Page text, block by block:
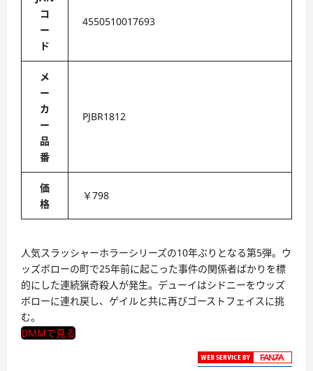
コ
ー
ド
4550510017693
メ
ー
カ
ー
品
番
PJBR1812
価
格
￥798
人気スラッシャーホラーシリーズの10年ぶりとなる第5弾。ウ
ッズボローの町で25年前に起こった事件の関係者ばかりを標
的にした連続猟奇殺人が発生。デューイはシドニーをウッズ
ボローに連れ戻し、ゲイルと共に再びゴーストフェイスに挑
む。
DMMで見る